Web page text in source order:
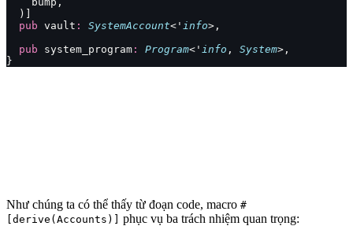
  )]
  pub
vault : SystemAccount<' info>,
  pub
system_program : Program<' info , System>,
}
Như chúng ta có thể thấy từ đoạn code, macro #
[derive(Accounts)] phục vụ ba trách nhiệm quan trọng: